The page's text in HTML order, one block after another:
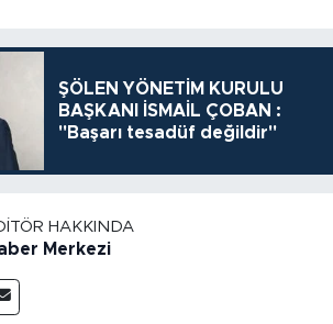
ŞÖLEN YÖNETİM KURULU
BAŞKANI İSMAİL ÇOBAN :
"Başarı tesadüf değildir"
HAKKINDA
Merkezi